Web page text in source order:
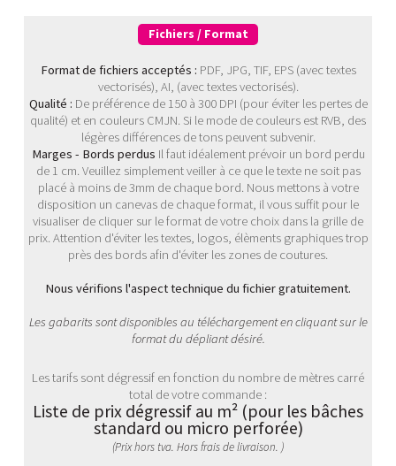
Fichiers / Format
Format de fichiers acceptés : PDF, JPG, TIF, EPS (avec textes
vectorisés), AI, (avec textes vectorisés).
Qualité : De préférence de 150 à 300 DPI (pour éviter les pertes de
qualité) et en couleurs CMJN. Si le mode de couleurs est RVB, des
légères différences de tons peuvent subvenir.
Marges - Bords perdus Il faut idéalement prévoir un bord perdu
de 1 cm. Veuillez simplement veiller à ce que le texte ne soit pas
placé à moins de 3mm de chaque bord. Nous mettons à votre
disposition un canevas de chaque format, il vous suffit pour le
visualiser de cliquer sur le format de votre choix dans la grille de
prix. Attention d'éviter les textes, logos, élèments graphiques trop
près des bords afin d'éviter les zones de coutures.
Nous vérifions l'aspect technique du fichier gratuitement.
Les gabarits sont disponibles au téléchargement en cliquant sur le
format du dépliant désiré.
Les tarifs sont dégressif en fonction du nombre de mètres carré
total de votre commande :
Liste de prix dégressif au m² (pour les bâches
standard ou micro perforée)
(Prix hors tva. Hors frais de livraison. )